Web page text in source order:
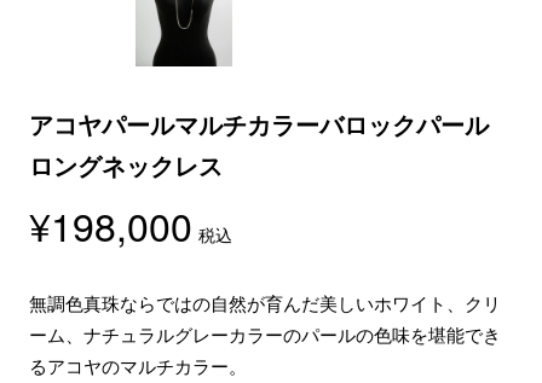
アコヤパールマルチカラーバロックパール
ロングネックレス
¥198,000 税込
無調色真珠ならではの自然が育んだ美しいホワイト、クリ
ーム、ナチュラルグレーカラーのパールの色味を堪能でき
るアコヤのマルチカラー。